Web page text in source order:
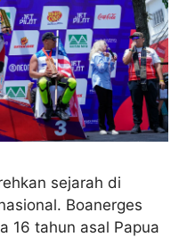
sejarah di
Boanerges
16 tahun asal Papua